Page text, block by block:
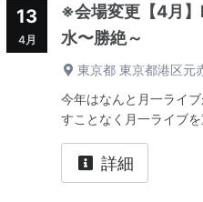
13
4月
※会場変更【4月
水〜勝絶～
東京都 東京都港区元
今年はなんと月一ライ
すことなく月一ライブ
詳細